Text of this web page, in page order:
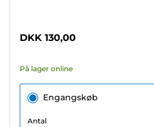
stjerner.
anmeldelser
DKK 130,00
På lager online
Engangskøb
Antal